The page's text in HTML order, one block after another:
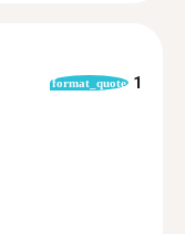
format_quote 1